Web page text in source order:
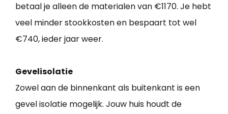
betaal je alleen de materialen van €1170. Je hebt
veel minder stookkosten en bespaart tot wel
€740, ieder jaar weer.
Gevelisolatie
Zowel aan de binnenkant als buitenkant is een
gevel isolatie mogelijk. Jouw huis houdt de